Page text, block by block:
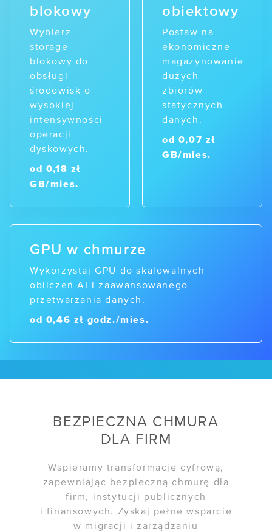
/ Managed Kubernetes
NARZĘDZIA
/ Status usług
/ API usług chmurowych
KALKULATOR CHMURY
/ Baza wiedzy
/ Dokumentacja API
/ Przewodnik po Kubernetesie
blokowy
Wybierz
storage
blokowy do
obsługi
środowisk o
wysokiej
intensywności
operacji
dyskowych.
od 0,18 zł
GB/mies.
obiektowy
Postaw na
ekonomiczne
magazynowanie
dużych
zbiorów
statycznych
danych.
od 0,07 zł
GB/mies.
GPU w chmurze
Wykorzystaj GPU do skalowalnych
obliczeń AI i zaawansowanego
przetwarzania danych.
od 0,46 zł godz./mies.
BEZPIECZNA CHMURA
DLA FIRM
Wspieramy transformację cyfrową,
zapewniając bezpieczną chmurę dla
firm, instytucji publicznych
i finansowych. Zyskaj pełne wsparcie
w migracji i zarządzaniu